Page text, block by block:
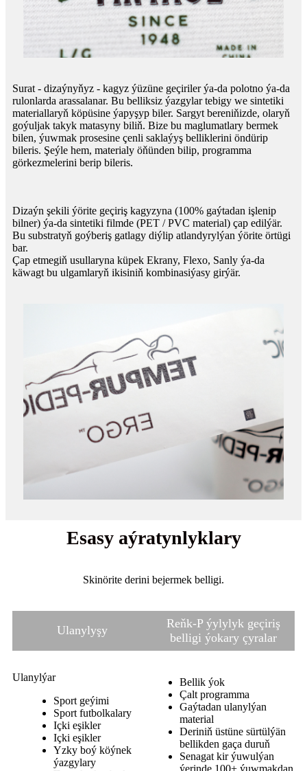
Surat - dizaýnyňyz - kagyz ýüzüne geçiriler ýa-da polotno ýa-da
rulonlarda arassalanar. Bu belliksiz ýazgylar tebigy we sintetiki
materiallaryň köpüsine ýapyşyp biler. Sargyt bereniňizde, olaryň
goýuljak takyk matasyny biliň. Bize bu maglumatlary bermek
bilen, ýuwmak prosesine çenli saklaýyş belliklerini öndürip
bileris. Şeýle hem, materialy öňünden bilip, programma
görkezmelerini berip bileris.
Dizaýn şekili ýörite geçiriş kagyzyna (100% gaýtadan işlenip
bilner) ýa-da sintetiki filmde (PET / PVC material) çap edilýär.
Bu substratyň goýberiş gatlagy diýlip atlandyrylýan ýörite örtügi
bar.
Çap etmegiň usullaryna küpek Ekrany, Flexo, Sanly ýa-da
käwagt bu ulgamlaryň ikisiniň kombinasiýasy girýär.
Esasy aýratynlyklary
Skinörite derini bejermek belligi.
Ulanylyşy
Reňk-P ýylylyk geçiriş
belligi ýokary çyralar
Ulanylýar
Sport geýimi
Sport futbolkalary
Içki eşikler
Içki eşikler
Yzky boý köýnek
ýazgylary
Bellik ýok
Çalt programma
Gaýtadan ulanylýan
material
Deriniň üstüne sürtülýän
bellikden gaça duruň
Senagat kir ýuwulýan
ýerinde 100+ ýuwmakdan